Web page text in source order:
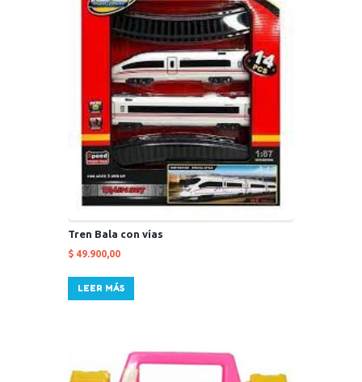
Tren Bala con vías
$ 49.900,00
LEER MÁS